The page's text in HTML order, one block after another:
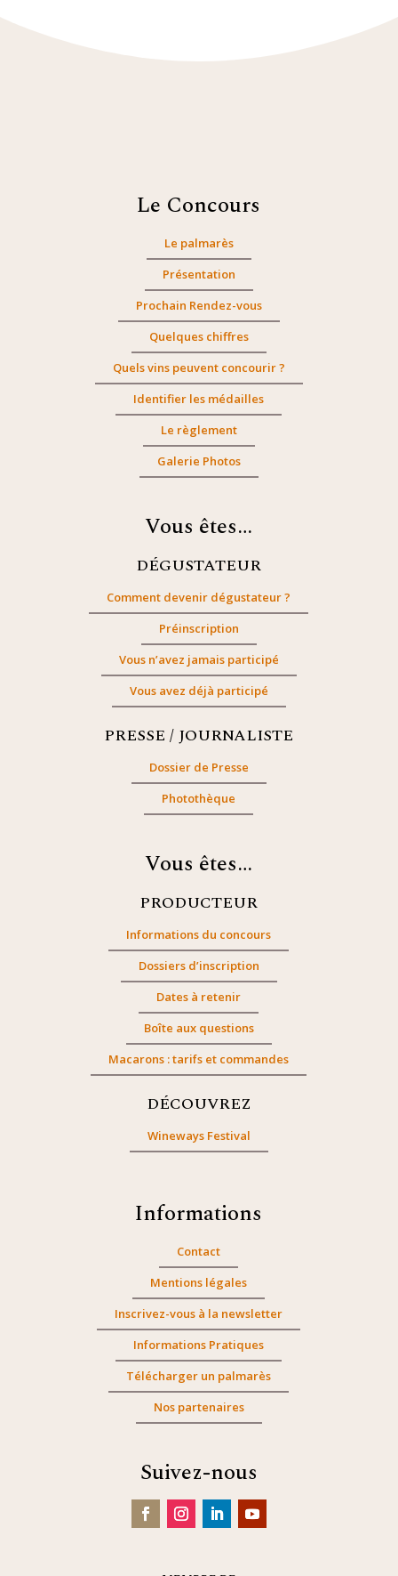
Le Concours
Le palmarès
Présentation
Prochain Rendez-vous
Quelques chiffres
Quels vins peuvent concourir ?
Identifier les médailles
Le règlement
Galerie Photos
Vous êtes…
DÉGUSTATEUR
Comment devenir dégustateur ?
Préinscription
Vous n’avez jamais participé
Vous avez déjà participé
PRESSE / JOURNALISTE
Dossier de Presse
Photothèque
Vous êtes…
PRODUCTEUR
Informations du concours
Dossiers d’inscription
Dates à retenir
Boîte aux questions
Macarons : tarifs et commandes
DÉCOUVREZ
Wineways Festival
Informations
Contact
Mentions légales
Inscrivez-vous à la newsletter
Informations Pratiques
Télécharger un palmarès
Nos partenaires
Suivez-nous